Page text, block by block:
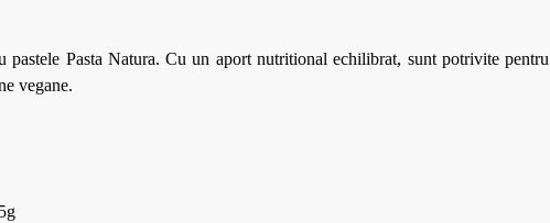
Pasta Natura. Cu un aport nutritional echilibrat, sunt potrivite
vegane.